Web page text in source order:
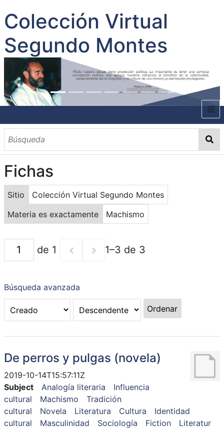
Colección Virtual
Segundo Montes
INICIO
SOBRE EL AUTOR
CONTENIDO
TODOS LOS DOCUMENTOS
CATEGORIAS
OBRAS SOBRE EL AUTOR P. SEGUNDO MONTES
MATERIAS
PALABRAS CLAVES
MULTIMEDIA
GALERÍA
Fichas
Sitio
Colección Virtual Segundo Montes
Materia es exactamente
Machismo
de 1 1–3 de 3
Búsqueda avanzada
Ordenar
De perros y pulgas (novela)
2019-10-14T15:57:11Z
Subject
Analogía literaria
Influencia
cultural
Machismo
Tradición
cultural
Novela Literatura Cultura
Identidad
cultural
Masculinidad Sociología Fiction
Literatur